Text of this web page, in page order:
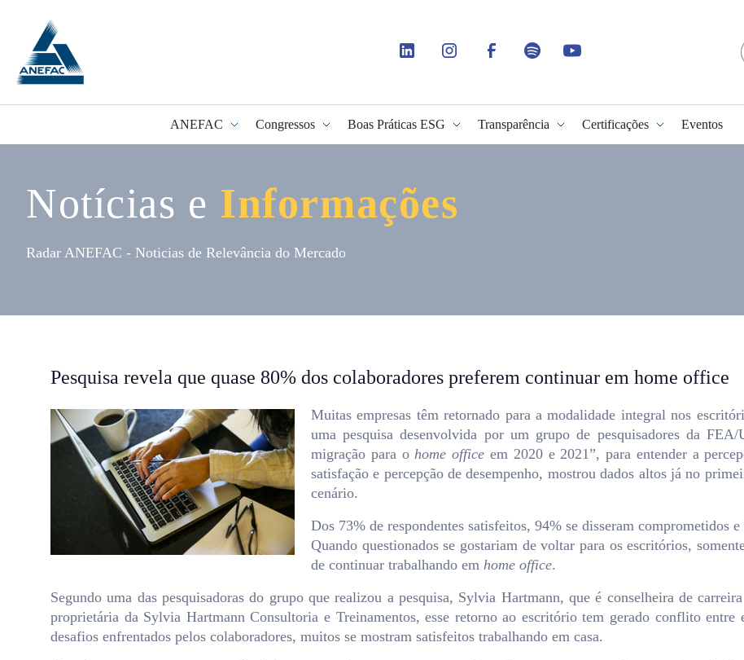
ANEFAC Congressos
Programa Fidelidade
Boas Práticas ESG Transparência Certificações Eventos
Notícias e Informações
Radar ANEFAC - Noticias de Relevância do Mercado
Pesquisa revela que quase 80% dos colaboradores preferem continuar em home office
Muitas empresas têm retornado para a modalidade integral nos
uma pesquisa desenvolvida por um grupo de pesquisadores da
migração para ohome office em 2020 e 2021”, para entender a
satisfação e percepção de desempenho, mostrou dados altos já no
cenário.
Dos 73% de respondentes satisfeitos, 94% se disseram comprometidos
Quando questionados se gostariam de voltar para os escritórios,
de continuar trabalhando em home office.
Segundo uma das pesquisadoras do grupo que realizou a pesquisa, Sylvia Hartmann, que é conselheira de
proprietária da Sylvia Hartmann Consultoria e Treinamentos, esse retorno ao escritório tem gerado conflito entre
desafios enfrentados pelos colaboradores, muitos se mostram satisfeitos trabalhando em casa.